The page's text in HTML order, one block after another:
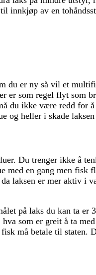
innkjøp av en
du er ny så vil et
som regel flyt som
du ikke være redd for
heller i skade
Du trenger ikke å
en gang men
laksen er mer aktiv i
på laks du kan ta er
som er greit å ta
må betale til staten.